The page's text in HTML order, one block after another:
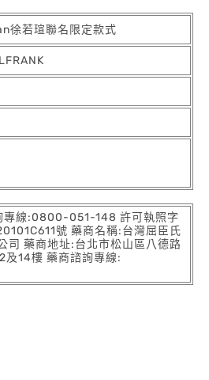
徐若瑄聯名限定款式
專線:0800-051-148 許可執照字
號 藥商名稱:台灣屈臣氏
司 藥商地址:台北市松山區八德路
及14樓 藥商諮詢專線: